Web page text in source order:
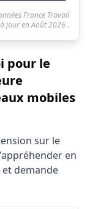
France Travail
à jour enAoût 2026.
pour le
mobiles
sur le
en
demande